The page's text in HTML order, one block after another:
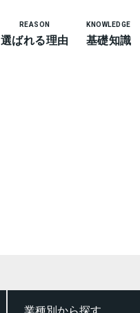
REASON
選ばれる理由
KNOWLEDGE
基礎知識
業種別から探す